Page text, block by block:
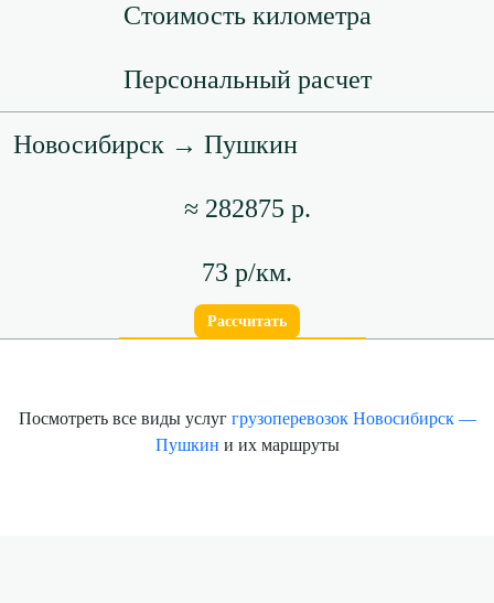
Стоимость километра
Персональный расчет
Новосибирск → Пушкин
≈ 282875 р.
73 р/км.
Рассчитать
Посмотреть все виды услуг грузоперевозок Новосибирск —
Пушкин и их маршруты